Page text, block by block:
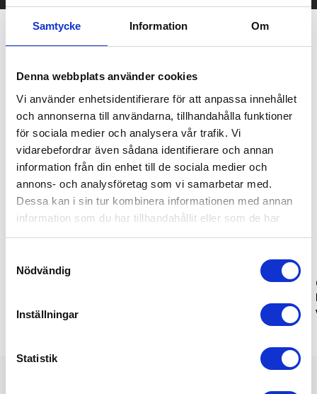
Samtycke Information Om
Denna webbplats använder cookies
Vi använder enhetsidentifierare för att anpassa innehållet
och annonserna till användarna, tillhandahålla funktioner
för sociala medier och analysera vår trafik. Vi
vidarebefordrar även sådana identifierare och annan
information från din enhet till de sociala medier och
annons- och analysföretag som vi samarbetar med.
Dessa kan i sin tur kombinera informationen med annan
information som du har tillhandahållit eller som de har
samlat in när du har använt deras tjänster.
Nödvändig
Inställningar
Statistik
Relaterade produkter
Recommended